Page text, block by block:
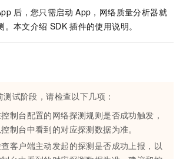
后，您只需启动 App，网络质量分析器就
。本文介绍 SDK 插件的使用说明。
测试阶段，请检查以下几项：
制台配置的网络探测规则是否成功触发，
制台中看到的对应探测数据为准。
客户端主动发起的探测是否成功上报，以